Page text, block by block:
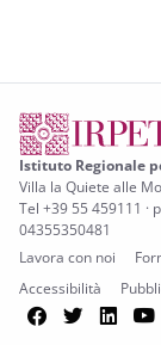
Istituto Regionale
Villa la Quiete alle
Tel +39 55 459111 ·
04355350481
Lavora con noi
Accessibilità
Facebook
Twitter